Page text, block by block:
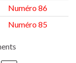
Numéro 86
Numéro 85